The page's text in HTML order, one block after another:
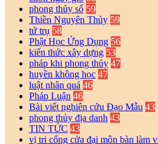
phong thủy số 59
Thiền Nguyên Thủy 59
tứ trụ 58
Phật Học Ứng Dụng 56
kiến thức xây dựng 53
pháp khi phong thủy 47
huyền không học 47
luật nhân quả 46
Pháp Luận 46
Bài viết nghiên cứu Đạo Mẫu 43
phong thủy địa danh 43
TIN TỨC 43
vị tri cổng cửa đại môn bàn làm